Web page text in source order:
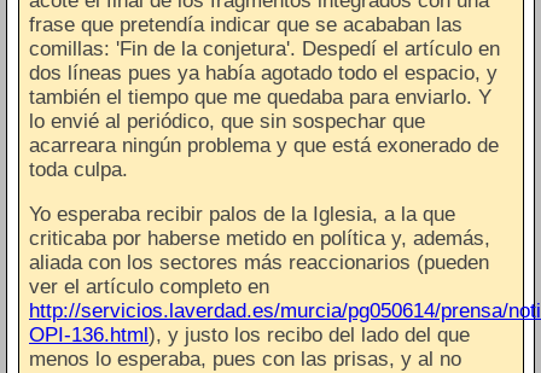
frase que pretendía indicar que se acababan las
comillas: 'Fin de la conjetura'. Despedí el artículo en
dos líneas pues ya había agotado todo el espacio, y
también el tiempo que me quedaba para enviarlo. Y
lo envié al periódico, que sin sospechar que
acarreara ningún problema y que está exonerado de
toda culpa.
Yo esperaba recibir palos de la Iglesia, a la que
criticaba por haberse metido en política y, además,
aliada con los sectores más reaccionarios (pueden
ver el artículo completo en
http://servicios.laverdad.es/murcia/pg050614/prensa/
OPI-136.html), y justo los recibo del lado del que
menos lo esperaba, pues con las prisas, y al no